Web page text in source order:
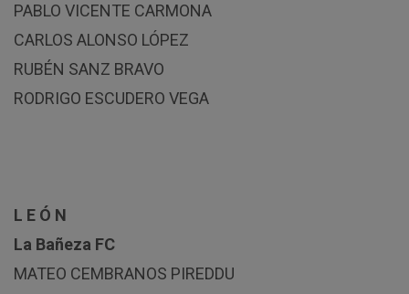
PABLO VICENTE CARMONA
CARLOS ALONSO LÓPEZ
RUBÉN SANZ BRAVO
RODRIGO ESCUDERO VEGA
L E Ó N
La Bañeza FC
MATEO CEMBRANOS PIREDDU